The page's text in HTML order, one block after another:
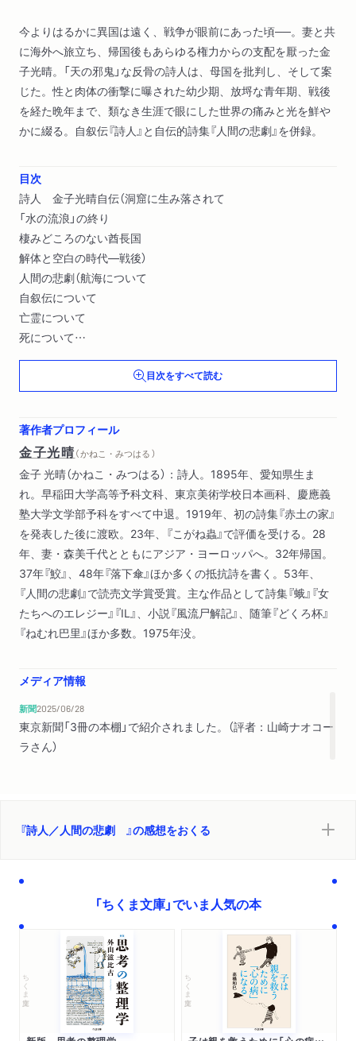
今よりはるかに異国は遠く、戦争が眼前にあった頃──。妻と共
に海外へ旅立ち、帰国後もあらゆる権力からの支配を厭った金
子光晴。「天の邪鬼」な反骨の詩人は、母国を批判し、そして案
じた。性と肉体の衝撃に曝された幼少期、放埒な青年期、戦後
を経た晩年まで、類なき生涯で眼にした世界の痛みと光を鮮や
かに綴る。自叙伝『詩人』と自伝的詩集『人間の悲劇』を併録。
目次
詩人 金子光晴自伝（洞窟に生み落されて
「水の流浪」の終り
棲みどころのない酋長国
解体と空白の時代―戦後）
人間の悲劇（航海について
自叙伝について
亡霊について
死について
ぱんぱんの歌
目次をすべて読む
著作者プロフィール
金子光晴（ かねこ・みつはる ）
金子 光晴（かねこ・みつはる）：詩人。1895年、愛知県生ま
れ。早稲田大学高等予科文科、東京美術学校日本画科、慶應義
塾大学文学部予科をすべて中退。1919年、初の詩集『赤土の家』
を発表した後に渡欧。23年、『こがね蟲』で評価を受ける。28
年、妻・森美千代とともにアジア・ヨーロッパへ。32年帰国。
37年『鮫』、48年『落下傘』ほか多くの抵抗詩を書く。53年、
『人間の悲劇』で読売文学賞受賞。主な作品として詩集『蛾』『女
たちへのエレジー』『IL』、小説『風流尸解記』、随筆『どくろ杯』
『ねむれ巴里』ほか多数。1975年没。
メディア情報
新聞2025/06/28
東京新聞「3冊の本棚」で紹介されました。（評者：山崎ナオコー
ラさん）
『詩人／人間の悲劇 』の感想をおくる
「ちくま文庫」でいま人気の本
ちくま文庫 ちくま文庫